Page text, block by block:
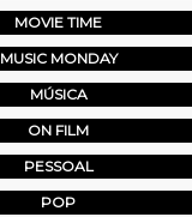
MOVIE TIME
MUSIC MONDAY
MÚSICA
ON FILM
PESSOAL
POP